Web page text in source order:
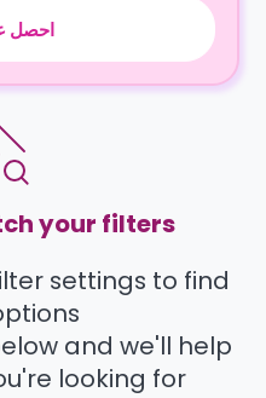
احصل
your filters.
settings to find
and we'll help
looking for.